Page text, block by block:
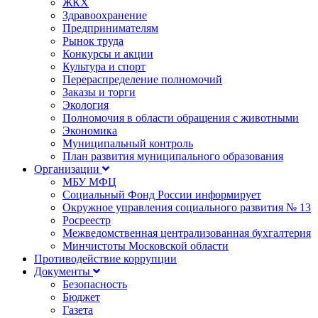
ЖКХ
Здравоохранение
Предпринимателям
Рынок труда
Конкурсы и акции
Культура и спорт
Перераспределение полномочий
Заказы и торги
Экология
Полномочия в области обращения с животными
Экономика
Муниципальный контроль
План развития муниципального образования
Организации
МБУ МФЦ
Социальный Фонд России информирует
Окружное управления социального развития № 13
Росреестр
Межведомственная централизованная бухгалтерия
Минчистоты Московской области
Противодействие коррупции
Документы
Безопасность
Бюджет
Газета